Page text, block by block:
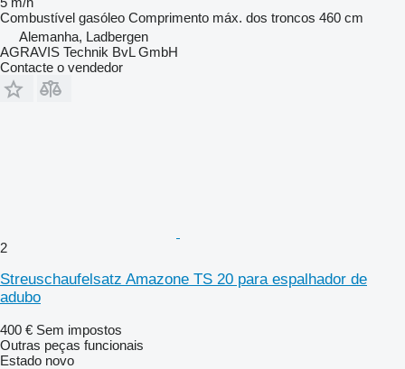
Combustível gasóleo Comprimento máx. dos troncos 460 cm
Alemanha, Ladbergen
AGRAVIS Technik BvL GmbH
Contacte o vendedor
2
Streuschaufelsatz Amazone TS 20 para espalhador de
adubo
400 € Sem impostos
Outras peças funcionais
Estado novo